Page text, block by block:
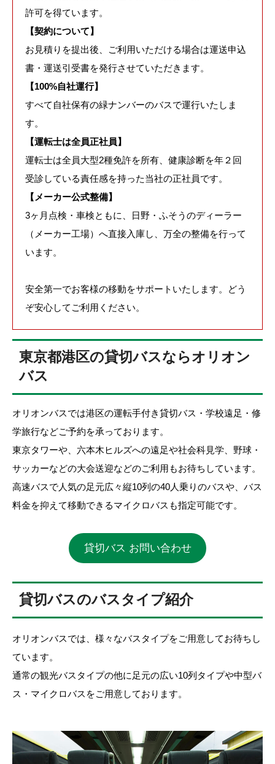
許可を得ています。
【契約について】
お見積りを提出後、ご利用いただける場合は運送申込
書・運送引受書を発行させていただきます。
【100%自社運行】
すべて自社保有の緑ナンバーのバスで運行いたしま
す。
【運転士は全員正社員】
運転士は全員大型2種免許を所有、健康診断を年２回
受診している責任感を持った当社の正社員です。
【メーカー公式整備】
3ヶ月点検・車検ともに、日野・ふそうのディーラー
（メーカー工場）へ直接入庫し、万全の整備を行って
います。
安全第一でお客様の移動をサポートいたします。どう
ぞ安心してご利用ください。
東京都港区の貸切バスならオリオン
バス
オリオンバスでは港区の運転手付き貸切バス・学校遠足・修
学旅行などご予約を承っております。
東京タワーや、六本木ヒルズへの遠足や社会科見学、野球・
サッカーなどの大会送迎などのご利用もお待ちしています。
高速バスで人気の足元広々縦10列の40人乗りのバスや、バス
料金を抑えて移動できるマイクロバスも指定可能です。
貸切バス お問い合わせ
貸切バスのバスタイプ紹介
オリオンバスでは、様々なバスタイプをご用意してお待ちし
ています。
通常の観光バスタイプの他に足元の広い10列タイプや中型バ
ス・マイクロバスをご用意しております。